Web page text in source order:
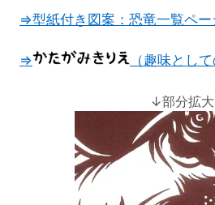
⇒型紙付き図案：恐竜一覧ペー
⇒ （趣味とし
↓部分拡大